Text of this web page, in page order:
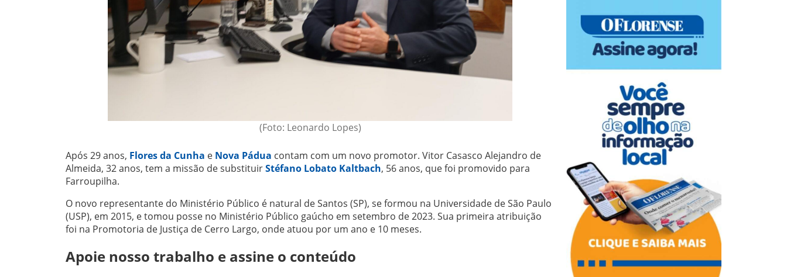
(Foto: Leonardo Lopes)
Após 29 anos, Flores da Cunha e Nova Pádua contam com um novo promotor. Vitor Casasco Alejandro de
Almeida, 32 anos, tem a missão de substituirStéfano Lobato Kaltbach, 56 anos, que foi promovido para
Farroupilha.
O novo representante do Ministério Público é natural de Santos (SP), se formou na Universidade de São Paulo
(USP), em 2015, e tomou posse no Ministério Público gaúcho em setembro de 2023. Sua primeira atribuição
foi na Promotoria de Justiça de Cerro Largo, onde atuou por um ano e 10 meses.
Apoie nosso trabalho e assine o conteúdo